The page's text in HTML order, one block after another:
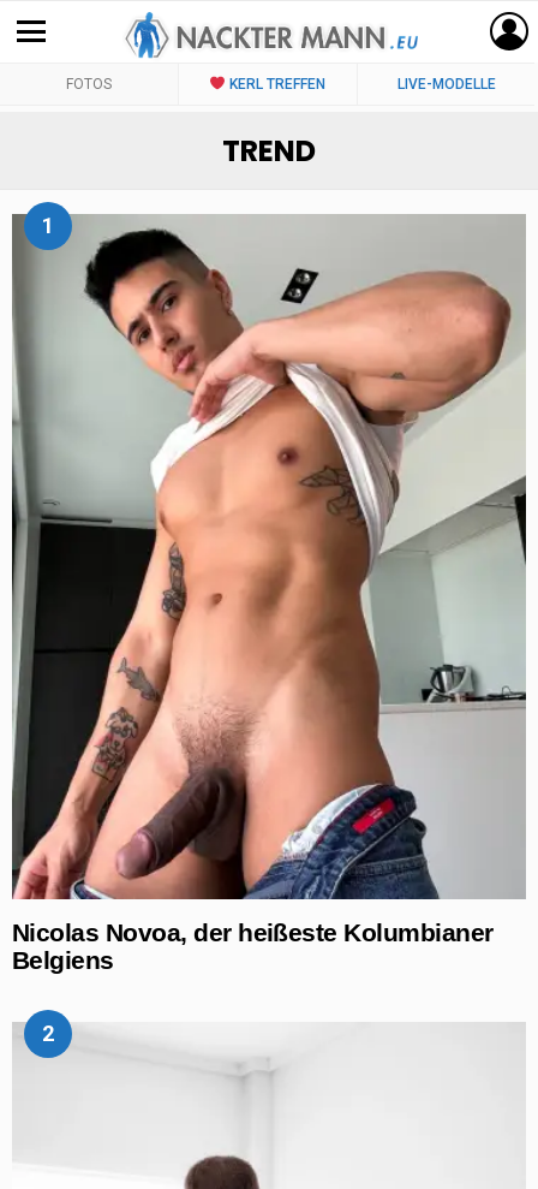
FOTOS KERL TREFFEN LIVE-MODELLE
TREND
Nicolas Novoa, der heißeste Kolumbianer
Belgiens